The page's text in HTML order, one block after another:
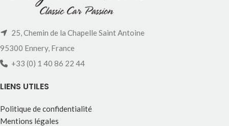
25, Chemin de la Chapelle Saint Antoine
95300 Ennery, France
+33 (0) 1 40 86 22 44
LIENS UTILES
Politique de confidentialité
Mentions légales